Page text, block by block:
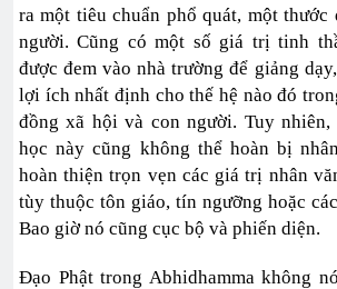
ra một tiêu chuẩn phổ quát, một thước
người. Cũng có một số giá trị tinh
được đem vào nhà trường để giảng
lợi ích nhất định cho thế hệ nào đó
đồng xã hội và con người. Tuy nhiên,
học này cũng không thể hoàn bị
hoàn thiện trọn vẹn các giá trị nhân
tùy thuộc tôn giáo, tín ngưỡng hoặc
Bao giờ nó cũng cục bộ và phiến diện.
Đạo Phật trong Abhidhamma không